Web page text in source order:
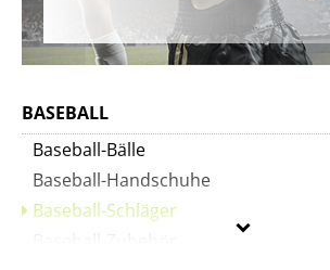
BASEBALL
Baseball-Bälle
Baseball-Handschuhe
Baseball-Schläger